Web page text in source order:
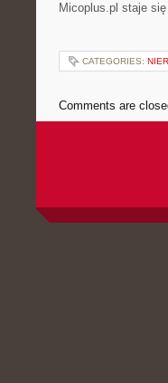
Micoplus.pl staje
CATEGORIES:
Comments are